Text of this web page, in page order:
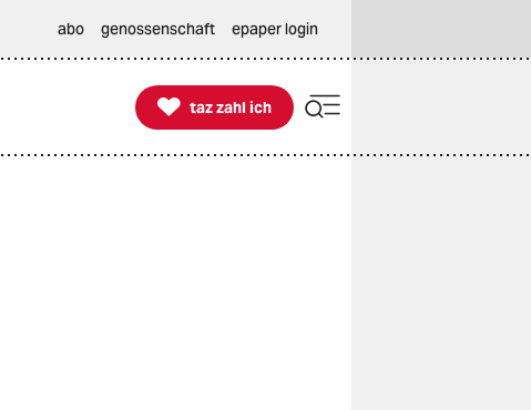
abo genossenschaft epaper login

taz zahl ich
taz zahl ich